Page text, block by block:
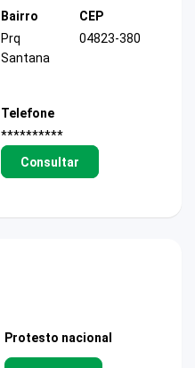
Bairro
Prq
Santana
CEP
04823-380
Telefone
**********
Consultar
Protesto nacional